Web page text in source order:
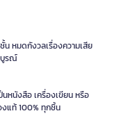
หมดกังวลเรื่องความเสีย
บูรณ์
นหนังสือ เครื่องเขียน หรือ
แท้ 100% ทุกชิ้น